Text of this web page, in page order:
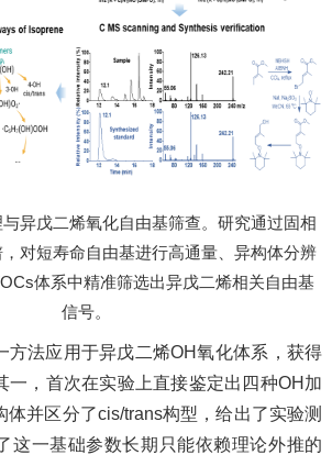
异戊二烯氧化自由基筛查。研究通过固相
对短寿命自由基进行高通量、异构体分辨
体系中精准筛选出异戊二烯相关自由基
信号。
方法应用于异戊二烯OH氧化体系，获得
一，首次在实验上直接鉴定出四种OH加
体并区分了cis/trans构型，给出了实验测
这一基础参数长期只能依赖理论外推的